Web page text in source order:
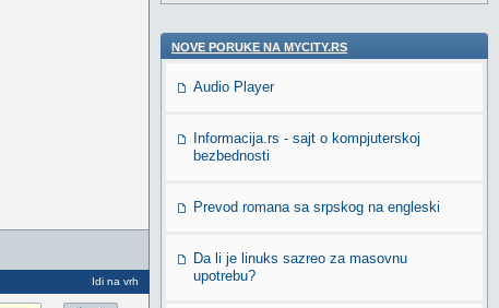
Idi na vrh
NOVE PORUKE NA MYCITY.RS
Audio Player
Informacija.rs - sajt o kompjuterskoj
bezbednosti
Prevod romana sa srpskog na engleski
Da li je linuks sazreo za masovnu
upotrebu?